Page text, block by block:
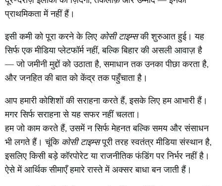
प्राथमिकता में नहीं हैं।
इसी कमी को पूरा करने के लिए कोसी टाइम्सकी शुरुआत हुई। यह
सिर्फ एक मीडिया प्लेटफॉर्म नहीं, बल्कि बिहार की असली आवाज़ है
— जो जमीनी मुद्दों को उठाता है, समाधान तक उनका पीछा करता है,
और जनहित की बात को केंद्र तक पहुँचाता है।
आप हमारी कोशिशों की सराहना करते हैं, इसके लिए हम आभारी हैं।
मगर सिर्फ सराहना से यह सफर नहीं चलता।
हम जो काम करते हैं, उसमें न सिर्फ मेहनत बल्कि समय और संसाधन
भी लगते हैं। चूंकि कोसी टाइम्सपूरी तरह स्वतंत्र मीडिया संस्थान है,
इसलिए किसी बड़े कॉरपोरेट या राजनीतिक फंडिंग पर निर्भर नहीं है।
ऐसे में आर्थिक सीमाएँ हमारे रास्ते में अक्सर बाधा बन जाती हैं।